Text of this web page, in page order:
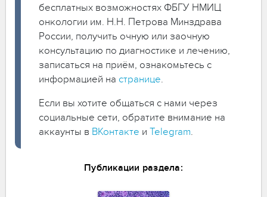
бесплатных возможностях ФБГУ НМИЦ
онкологии им. Н.Н. Петрова Минздрава
России, получить очную или заочную
консультацию по диагностике и лечению,
записаться на приём, ознакомьтесь с
информацией на странице.
Если вы хотите общаться с нами через
социальные сети, обратите внимание на
аккаунты в ВКонтакте и Telegram.
Публикации раздела: